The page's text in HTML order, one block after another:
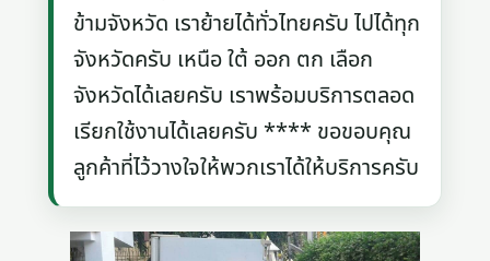
ข้ามจังหวัด เราย้ายได้ทั่วไทยครับ ไปได้ทุก
จังหวัดครับ เหนือ ใต้ ออก ตก เลือก
จังหวัดได้เลยครับ เราพร้อมบริการตลอด
เรียกใช้งานได้เลยครับ **** ขอขอบคุณ
ลูกค้าที่ไว้วางใจให้พวกเราได้ให้บริการครับ